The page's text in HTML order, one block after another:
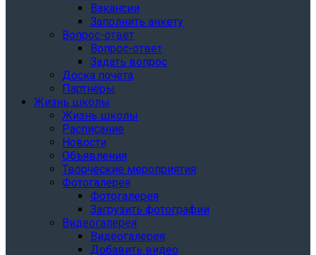
Вакансии
Заполнить анкету
Вопрос-ответ
Вопрос-ответ
Задать вопрос
Доска почёта
Партнёры
Жизнь школы
Жизнь школы
Расписание
Новости
Объявления
Творческие мероприятия
Фотогалерея
Фотогалерея
Загрузить фотографии
Видеогалерея
Видеогалерея
Добавить видео